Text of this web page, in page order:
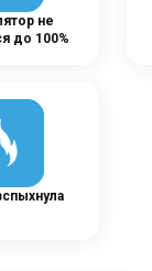
не
до 100%